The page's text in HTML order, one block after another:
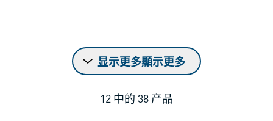
显示更多顯示更多
12 中的 38 产品